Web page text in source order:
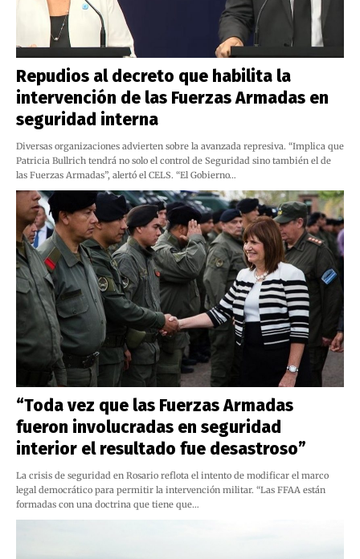
Repudios al decreto que habilita la
intervención de las Fuerzas Armadas en
seguridad interna
Diversas organizaciones advierten sobre la avanzada represiva. “Implica que
Patricia Bullrich tendrá no solo el control de Seguridad sino también el de
las Fuerzas Armadas”, alertó el CELS. “El Gobierno…
“Toda vez que las Fuerzas Armadas
fueron involucradas en seguridad
interior el resultado fue desastroso”
La crisis de seguridad en Rosario reflota el intento de modificar el marco
legal democrático para permitir la intervención militar. “Las FFAA están
formadas con una doctrina que tiene que…